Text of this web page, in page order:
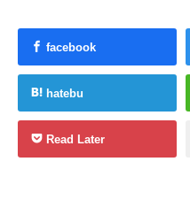
facebook
hatebu
Read Later